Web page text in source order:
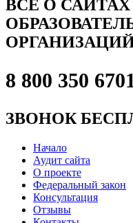
ВСЕ О САЙТАХ
8 800 350
ЗВОНОК
Начало
Аудит сайта
О проекте
Федеральный закон
Консультация
Отзывы